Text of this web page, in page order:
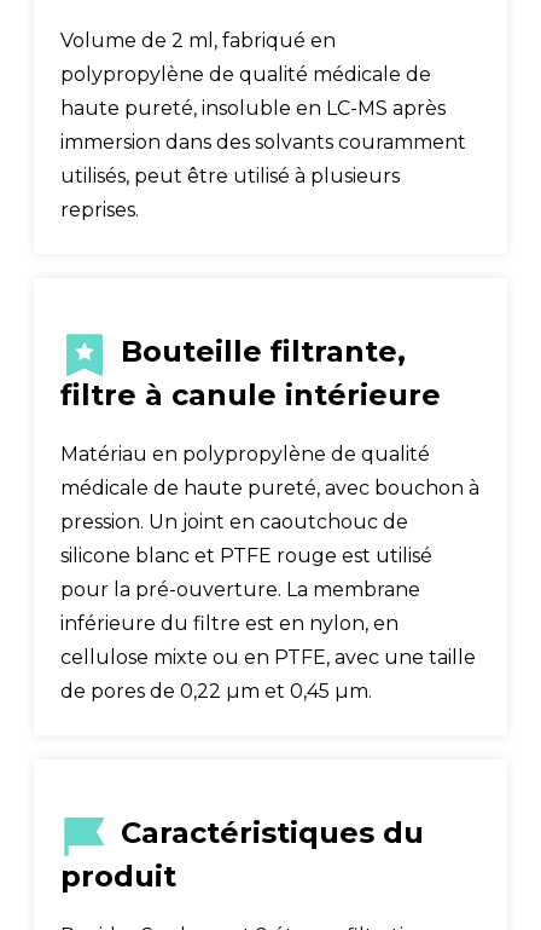
Volume de 2 ml, fabriqué en
polypropylène de qualité médicale de
haute pureté, insoluble en LC-MS après
immersion dans des solvants couramment
utilisés, peut être utilisé à plusieurs
reprises.
Bouteille filtrante,
filtre à canule intérieure
Matériau en polypropylène de qualité
médicale de haute pureté, avec bouchon à
pression. Un joint en caoutchouc de
silicone blanc et PTFE rouge est utilisé
pour la pré-ouverture. La membrane
inférieure du filtre est en nylon, en
cellulose mixte ou en PTFE, avec une taille
de pores de 0,22 µm et 0,45 µm.
Caractéristiques du
produit